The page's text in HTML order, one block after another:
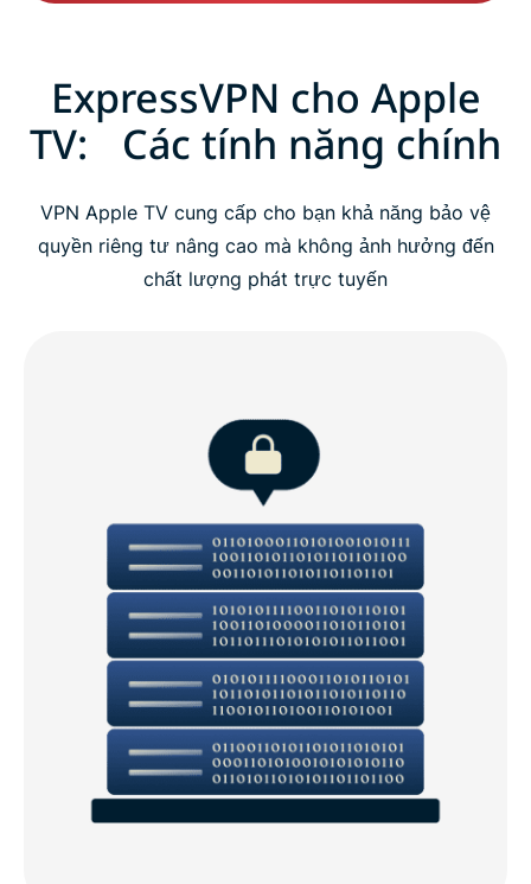
ExpressVPN cho Apple
TV: Các tính năng chính
VPN Apple TV cung cấp cho bạn khả năng bảo vệ
quyền riêng tư nâng cao mà không ảnh hưởng đến
chất lượng phát trực tuyến